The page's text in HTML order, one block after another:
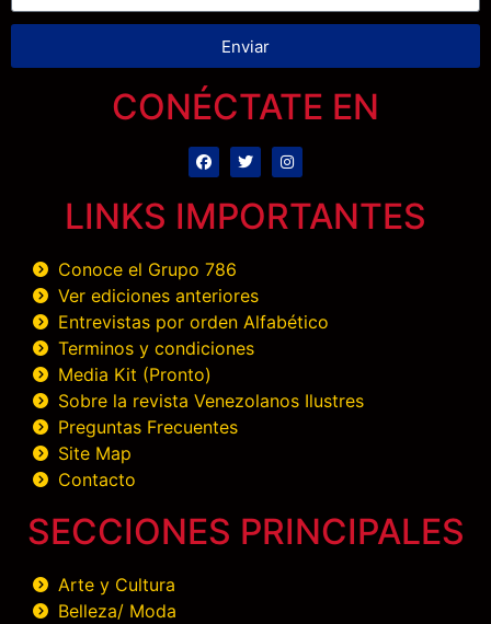
Enviar
CONÉCTATE EN
LINKS IMPORTANTES
Conoce el Grupo 786
Ver ediciones anteriores
Entrevistas por orden Alfabético
Terminos y condiciones
Media Kit (Pronto)
Sobre la revista Venezolanos Ilustres
Preguntas Frecuentes
Site Map
Contacto
SECCIONES PRINCIPALES
Arte y Cultura
Belleza/ Moda